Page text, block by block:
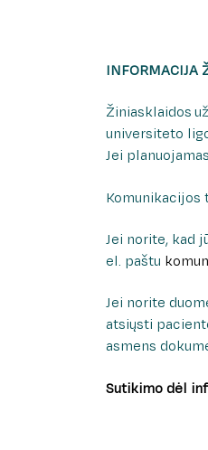
INFORMACIJA
Žiniasklaidos
universiteto
Jei
Komunikacijos
Jei norite, kad
el. paštu
Jei norite
atsiųsti
asmens
Sutikimo dėl